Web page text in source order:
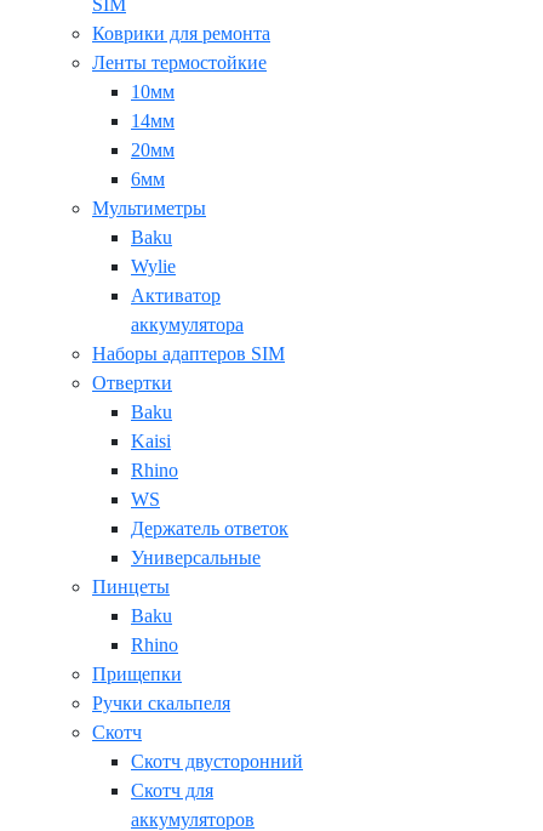
SIM
Коврики для ремонта
Ленты термостойкие
10мм
14мм
20мм
6мм
Мультиметры
Baku
Wylie
Активатор
аккумулятора
Наборы адаптеров SIM
Отвертки
Baku
Kaisi
Rhino
WS
Держатель ответок
Универсальные
Пинцеты
Baku
Rhino
Прищепки
Ручки скальпеля
Скотч
Скотч двусторонний
Скотч для
аккумуляторов